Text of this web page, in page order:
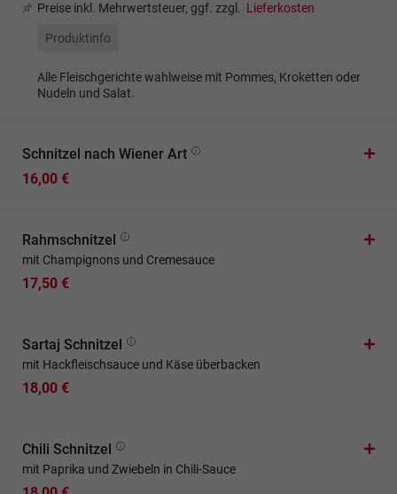
Preise inkl. Mehrwertsteuer, ggf. zzgl. Lieferkosten
Produktinfo
Alle Fleischgerichte wahlweise mit Pommes, Kroketten oder
Nudeln und Salat.
Schnitzel nach Wiener Art
16,00 €
Rahmschnitzel
mit Champignons und Cremesauce
17,50 €
Sartaj Schnitzel
mit Hackfleischsauce und Käse überbacken
18,00 €
Chili Schnitzel
mit Paprika und Zwiebeln in Chili-Sauce